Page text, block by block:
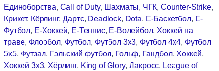
Единоборства, Call of Duty, Шахматы, ЧГК, Counter-Strike,
Крикет, Кёрлинг, Дартс, Deadlock, Dota, Е-Баскетбол, Е-
Футбол, Е-Хоккей, Е-Теннис, Е-Волейбол, Хоккей на
траве, Флорбол, Футбол, Футбол 3x3, Футбол 4x4, Футбол
5x5, Футзал, Гэльский футбол, Гольф, Гандбол, Хоккей,
Хоккей 3x3, Хёрлинг, King of Glory, Лакросс, League of